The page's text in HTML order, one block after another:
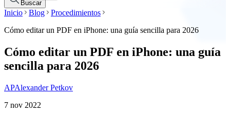
Buscar
Inicio Blog
Procedimientos
Cómo editar un PDF en iPhone: una guía sencilla para 2026
Cómo editar un PDF en iPhone: una guía
sencilla para 2026
APAlexander Petkov
7 nov 2022